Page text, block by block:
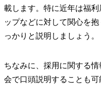
載します。特に近年は福
ップなどに対して関心を
っかりと説明しましょう。
ちなみに、採用に関する
会で口頭説明することも可